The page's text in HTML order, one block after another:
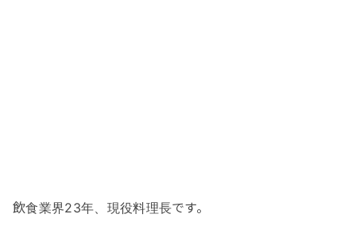
飲食業界23年、現役料理長です。